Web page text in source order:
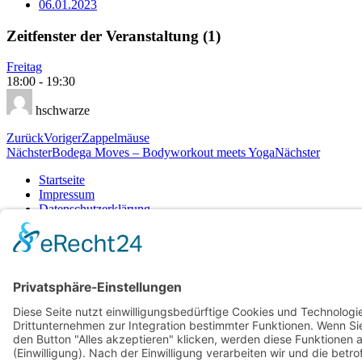
06.01.2023
Zeitfenster der Veranstaltung (1)
Freitag
18:00 - 19:30
hschwarze
ZurückVorigerZappelmäuse
NächsterBodega Moves – Bodyworkout meets YogaNächster
Startseite
Impressum
Datenschutzerklärung
Vertrag widerrufen
AGB
Gutschein
Startseite
Impressum
Datenschutzerklärung
Barrierefreiheitserklärung